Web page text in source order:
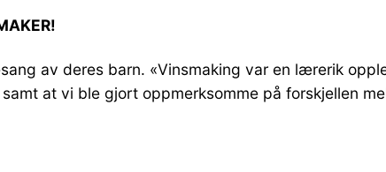
av deres barn. «Vinsmaking var en lærerik
at vi ble gjort oppmerksomme på forskjellen